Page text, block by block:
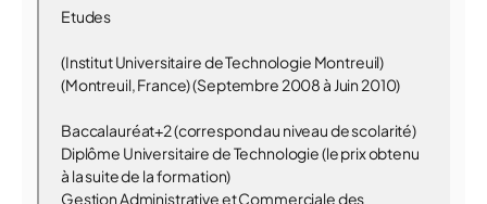
Etudes
(Institut Universitaire de Technologie Montreuil)
(Montreuil, France) (Septembre 2008 à Juin 2010)
Baccalauréat+2 (correspond au niveau de scolarité)
Diplôme Universitaire de Technologie (le prix obtenu
à la suite de la formation)
Gestion Administrative et Commerciale des